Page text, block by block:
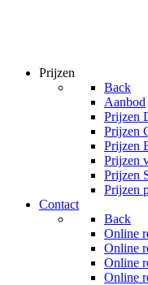
Prijzen
Back
Aanbod
Prijzen
Prijzen
Prijzen
Prijzen
Prijzen
Prijzen
Contact
Back
Online
Online
Online
Online